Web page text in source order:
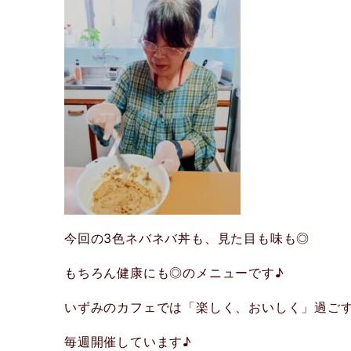
今回の3色ネバネバ丼も、見た目も味も◎
もちろん健康にも◎のメニューです♪
いずみのカフェでは「楽しく、おいしく」過ご
毎週開催しています♪